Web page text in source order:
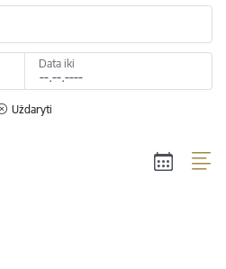
Data iki
Uždaryti